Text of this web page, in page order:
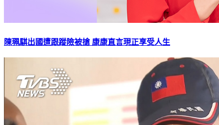
陳珮騏出國遭跟蹤險被搶 康康直言現正享受人生